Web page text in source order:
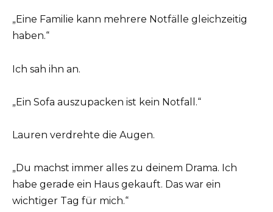
„Eine Familie kann mehrere Notfälle gleichzeitig
haben.“
Ich sah ihn an.
„Ein Sofa auszupacken ist kein Notfall.“
Lauren verdrehte die Augen.
„Du machst immer alles zu deinem Drama. Ich
habe gerade ein Haus gekauft. Das war ein
wichtiger Tag für mich.“